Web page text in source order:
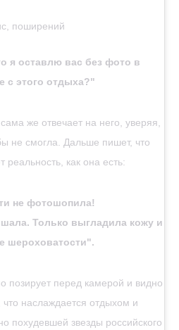
поширений
я оставлю вас без фото в
с этого отдыха?"
же отвечает на него, уверяя,
не смогла. Дальше пишет, что
реальность, как она есть:
не фотошопила!
Только выгладила кожу и
шероховатости".
позирует перед камерой и видно
наслаждается отдыхом и
похудевшей звезды российского